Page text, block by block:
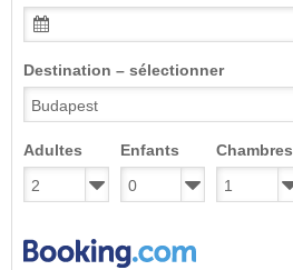
Destination – sélectionner
Adultes Enfants Chambres